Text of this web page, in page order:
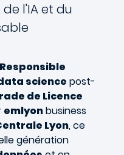
l'IA et du
science post-
de Licence
emlyonbusiness
Lyon, ce
génération